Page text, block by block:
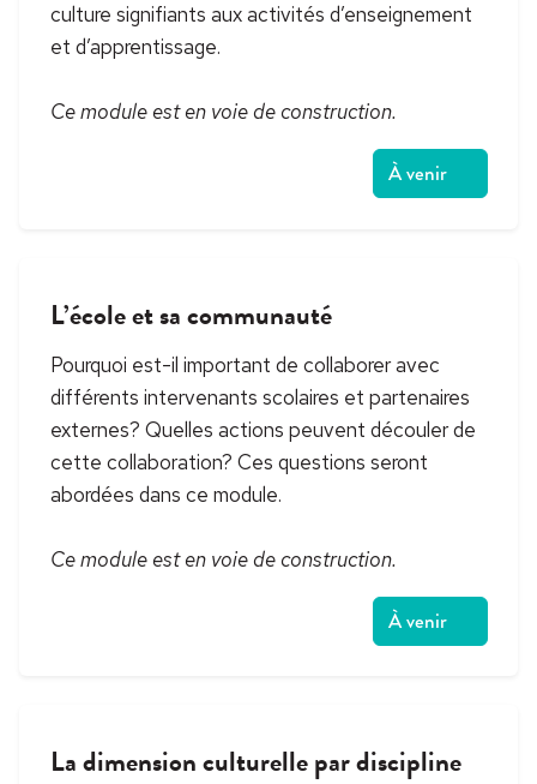
culture signifiants aux activités d’enseignement
et d’apprentissage.
Ce module est en voie de construction.
À venir
L’école et sa communauté
Pourquoi est-il important de collaborer avec
différents intervenants scolaires et partenaires
externes? Quelles actions peuvent découler de
cette collaboration? Ces questions seront
abordées dans ce module.
Ce module est en voie de construction.
À venir
La dimension culturelle par discipline